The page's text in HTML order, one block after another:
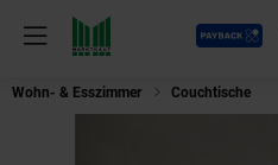
Menü
Payback
Wohn- & Esszimmer Couchtische